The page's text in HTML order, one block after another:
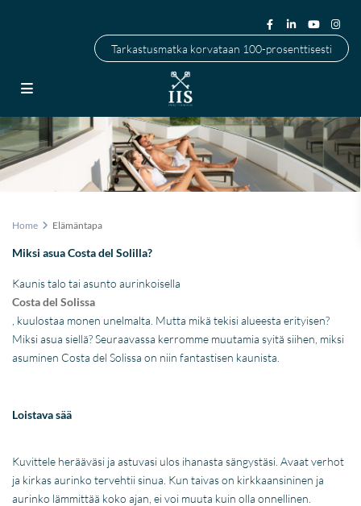
Tarkastusmatka korvataan 100-prosenttisesti
Home Elämäntapa
Miksi asua Costa del Solilla?
Kaunis talo tai asunto aurinkoisella
Costa del Solissa
, kuulostaa monen unelmalta. Mutta mikä tekisi alueesta erityisen?
Miksi asua siellä? Seuraavassa kerromme muutamia syitä siihen, miksi
asuminen Costa del Solissa on niin fantastisen kaunista.
Loistava sää
Kuvittele herääväsi ja astuvasi ulos ihanasta sängystäsi. Avaat verhot
ja kirkas aurinko tervehtii sinua. Kun taivas on kirkkaansininen ja
aurinko lämmittää koko ajan, ei voi muuta kuin olla onnellinen.